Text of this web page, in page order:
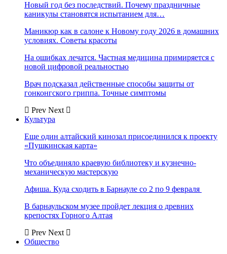
Новый год без последствий. Почему праздничные
каникулы становятся испытанием для…
Маникюр как в салоне к Новому году 2026 в домашних
условиях. Советы красоты
На ошибках лечатся. Частная медицина примиряется с
новой цифровой реальностью
Врач подсказал действенные способы защиты от
гонконгского гриппа. Точные симптомы
Prev Next
Культура
Еще один алтайский кинозал присоединился к проекту
«Пушкинская карта»
Что объединяло краевую библиотеку и кузнечно-
механическую мастерскую
Афиша. Куда сходить в Барнауле со 2 по 9 февраля
В барнаульском музее пройдет лекция о древних
крепостях Горного Алтая
Prev Next
Общество